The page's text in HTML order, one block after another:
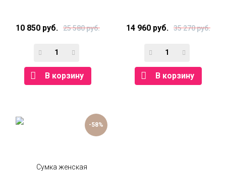
10 850 руб. 25 580 руб.
В корзину
14 960 руб. 35 270 руб.
В корзину
-58%